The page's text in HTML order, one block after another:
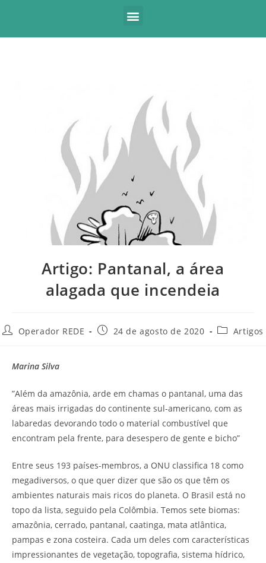
Artigo: Pantanal, a área
alagada que incendeia
Operador REDE 24 de agosto de 2020 Artigos
Marina Silva
”Além da amazônia, arde em chamas o pantanal, uma das
áreas mais irrigadas do continente sul-americano, com as
labaredas devorando todo o material combustível que
encontram pela frente, para desespero de gente e bicho”
Entre seus 193 países-membros, a ONU classifica 18 como
megadiversos, o que quer dizer que são os que têm os
ambientes naturais mais ricos do planeta. O Brasil está no
topo da lista, seguido pela Colômbia. Temos sete biomas:
amazônia, cerrado, pantanal, caatinga, mata atlântica,
pampas e zona costeira. Cada um deles com características
impressionantes de vegetação, topografia, sistema hídrico,